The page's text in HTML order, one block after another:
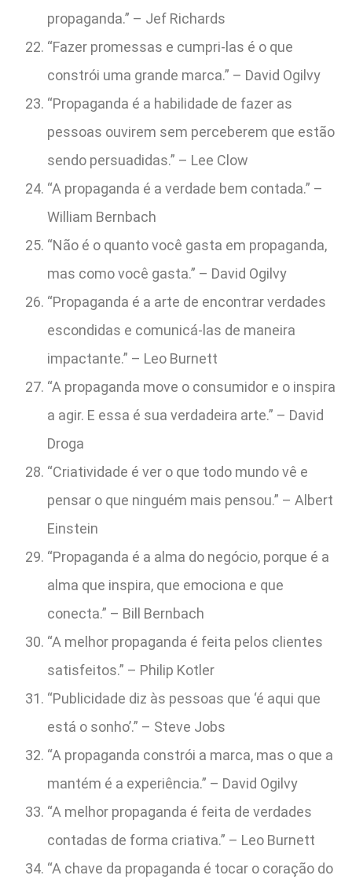
propaganda.” – Jef Richards
“Fazer promessas e cumpri-las é o que
constrói uma grande marca.” – David Ogilvy
“Propaganda é a habilidade de fazer as
pessoas ouvirem sem perceberem que estão
sendo persuadidas.” – Lee Clow
“A propaganda é a verdade bem contada.” –
William Bernbach
“Não é o quanto você gasta em propaganda,
mas como você gasta.” – David Ogilvy
“Propaganda é a arte de encontrar verdades
escondidas e comunicá-las de maneira
impactante.” – Leo Burnett
“A propaganda move o consumidor e o inspira
a agir. E essa é sua verdadeira arte.” – David
Droga
“Criatividade é ver o que todo mundo vê e
pensar o que ninguém mais pensou.” – Albert
Einstein
“Propaganda é a alma do negócio, porque é a
alma que inspira, que emociona e que
conecta.” – Bill Bernbach
“A melhor propaganda é feita pelos clientes
satisfeitos.” – Philip Kotler
“Publicidade diz às pessoas que ‘é aqui que
está o sonho’.” – Steve Jobs
“A propaganda constrói a marca, mas o que a
mantém é a experiência.” – David Ogilvy
“A melhor propaganda é feita de verdades
contadas de forma criativa.” – Leo Burnett
“A chave da propaganda é tocar o coração do